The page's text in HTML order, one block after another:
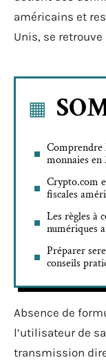
américains et
Unis, se
Comprendre
monnaies en
Crypto.com
fiscales
Les règles à
numériques
Préparer
conseils
Absence de
l’utilisateur de
transmission